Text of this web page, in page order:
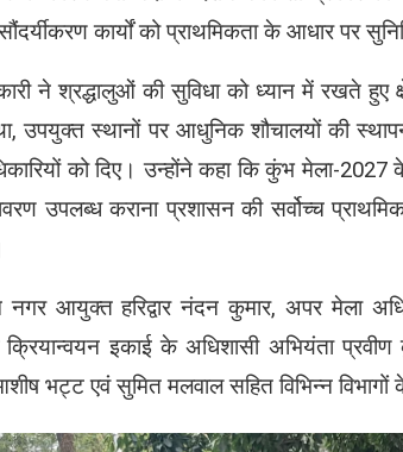
कार्यों को प्राथमिकता के आधार पर
ने श्रद्धालुओं की सुविधा को ध्यान में रखते हुए
उपयुक्त स्थानों पर आधुनिक शौचालयों की
को दिए। उन्होंने कहा कि कुंभ मेला-
उपलब्ध कराना प्रशासन की सर्वोच्च
नगर आयुक्त हरिद्वार नंदन कुमार, अपर मेला
क्रियान्वयन इकाई के अधिशासी अभियंता
भट्ट एवं सुमित मलवाल सहित विभिन्न विभागों